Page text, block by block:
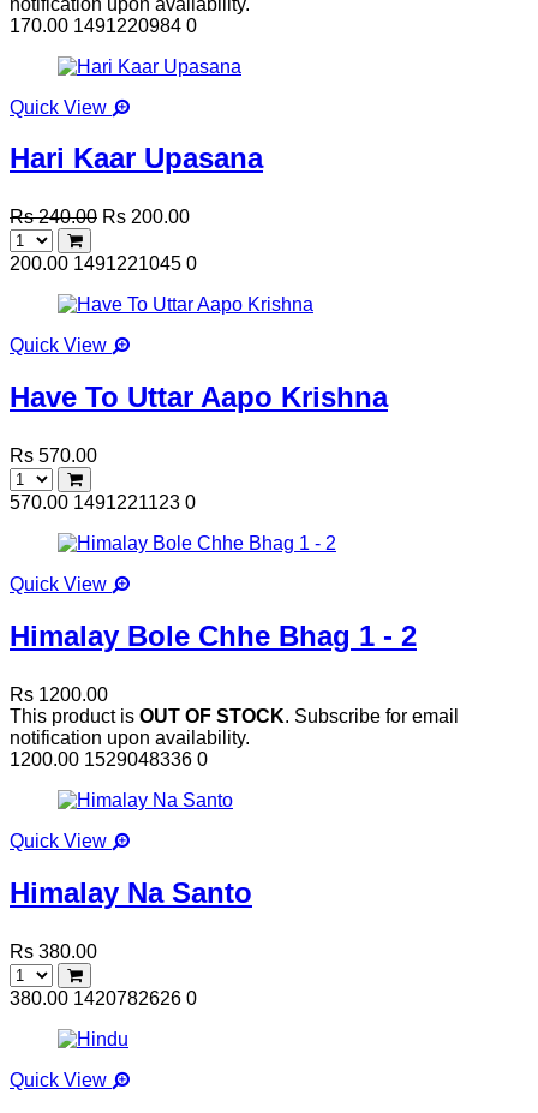
170.00 1491220984 0
Quick View
Hari Kaar Upasana
Rs 240.00 Rs 200.00
200.00 1491221045 0
Quick View
Have To Uttar Aapo Krishna
Rs 570.00
570.00 1491221123 0
Quick View
Himalay Bole Chhe Bhag 1 - 2
Rs 1200.00
This product is OUT OF STOCK. Subscribe for email
notification upon availability.
1200.00 1529048336 0
Quick View
Himalay Na Santo
Rs 380.00
380.00 1420782626 0
Quick View